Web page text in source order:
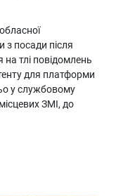
з посади після
тлі повідомлень
для платформи
у службовому
ЗМІ, до